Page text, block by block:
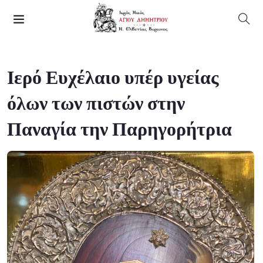
Ιερό Ευχέλαιο υπέρ υγείας
όλων των πιστών στην
Παναγία την Παρηγορήτρια